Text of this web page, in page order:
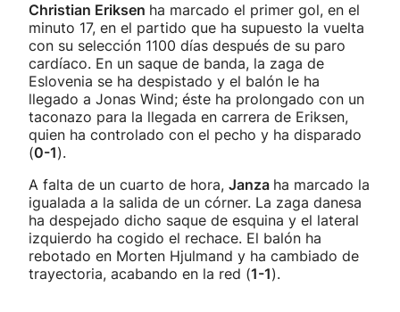
Christian Eriksen ha marcado el primer gol, en el
minuto 17, en el partido que ha supuesto la vuelta
con su selección 1100 días después de su paro
cardíaco. En un saque de banda, la zaga de
Eslovenia se ha despistado y el balón le ha
llegado a Jonas Wind; éste ha prolongado con un
taconazo para la llegada en carrera de Eriksen,
quien ha controlado con el pecho y ha disparado
(0-1).
A falta de un cuarto de hora, Janza ha marcado la
igualada a la salida de un córner. La zaga danesa
ha despejado dicho saque de esquina y el lateral
izquierdo ha cogido el rechace. El balón ha
rebotado en Morten Hjulmand y ha cambiado de
trayectoria, acabando en la red (1-1).